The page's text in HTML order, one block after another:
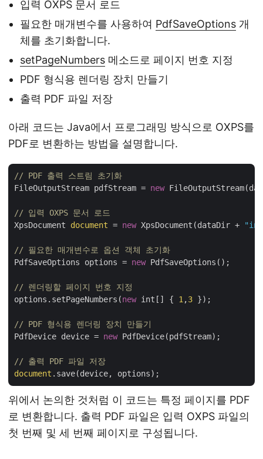
입력 OXPS 문서 로드
필요한 매개변수를 사용하여 PdfSaveOptions 개
체를 초기화합니다.
setPageNumbers 메소드로 페이지 번호 지정
PDF 형식용 렌더링 장치 만들기
출력 PDF 파일 저장
아래 코드는 Java에서 프로그래밍 방식으로 OXPS를
PDF로 변환하는 방법을 설명합니다.
// PDF 출력 스트림 초기화
FileOutputStream pdfStream = new
// 입력 OXPS 문서 로드
XpsDocument document = new XpsDocument(dataDir +
// 필요한 매개변수로 옵션 객체 초기화
PdfSaveOptions options = new PdfSaveOptions();
// 렌더링할 페이지 번호 지정
options.setPageNumbers(new int[] { 1,3 });
// PDF 형식용 렌더링 장치 만들기
PdfDevice device = new PdfDevice(pdfStream);
// 출력 PDF 파일 저장
document
위에서 논의한 것처럼 이 코드는 특정 페이지를 PDF
로 변환합니다. 출력 PDF 파일은 입력 OXPS 파일의
첫 번째 및 세 번째 페이지로 구성됩니다.